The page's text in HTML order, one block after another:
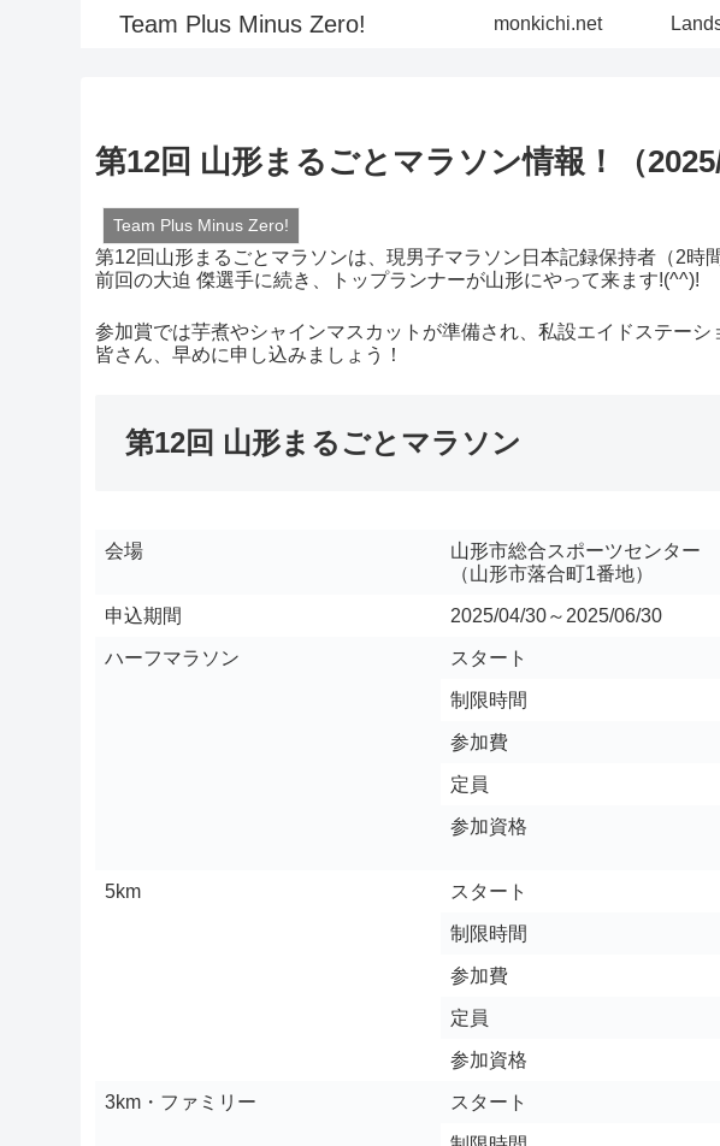
Team Plus Minus Zero! monkichi.net
第12回 山形まるごとマラソン情報！（2025/
Team Plus Minus Zero!
第12回山形まるごとマラソンは、現男子マラソン日本記録保持者（2時
前回の大迫 傑選手に続き、トップランナーが山形にやって来ます!(^^)!
参加賞では芋煮やシャインマスカットが準備され、私設エイドステーシ
皆さん、早めに申し込みましょう！
第12回 山形まるごとマラソン
会場
山形市総合スポーツセンター
（山形市落合町1番地）
申込期間 2025/04/30～2025/06/30
ハーフマラソン スタート
制限時間
参加費
定員
参加資格
5km スタート
制限時間
参加費
定員
参加資格
3km・ファミリー スタート